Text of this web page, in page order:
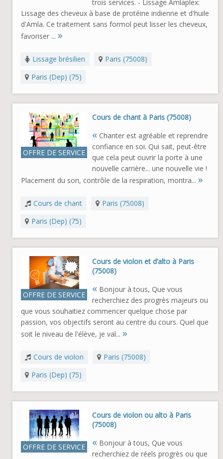
trois services. - Lissage Amlaplex:
Lissage des cheveux à base de protéine indienne et d'huile
d'Amla. Ce traitement sans formol peut lisser les cheveux,
favoriser ... »
Lissage brésilien
Paris (75008)
Paris (Dep) (75)
OFFRE DE SERVICE
Cours de chant à Paris (75008)
« Chanter est agréable et reprendre
confiance en soi. Qui sait, peut-être
que cela peut ouvrir la porte à une
nouvelle carrière... une nouvelle vie !
Placement du son, contrôle de la respiration, montra... »
Cours de chant
Paris (75008)
Paris (Dep) (75)
OFFRE DE SERVICE
Cours de violon et d’alto à Paris
(75008)
« Bonjour à tous, Que vous
recherchiez des progrès majeurs ou
que vous souhaitiez commencer quelque chose par
passion, vos objectifs seront au centre du cours. Quel que
soit le niveau de l'élève, je val... »
Cours de violon
Paris (75008)
Paris (Dep) (75)
OFFRE DE SERVICE
Cours de violon ou alto à Paris
(75008)
« Bonjour à tous, Que vous
recherchiez de réels progrès ou que